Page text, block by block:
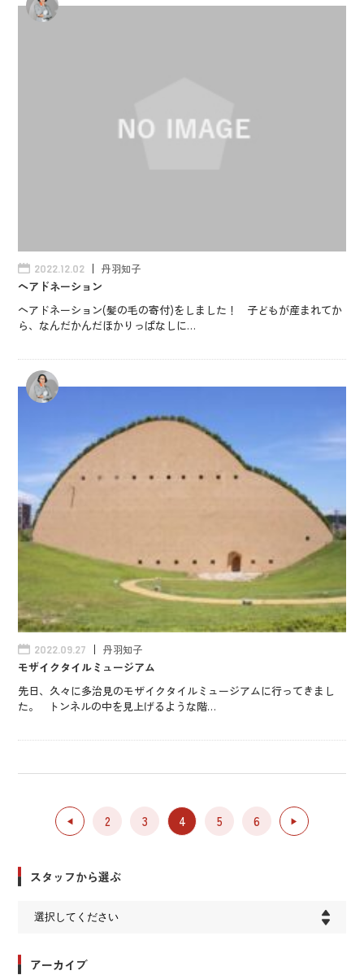
2022.12.02 丹羽知子
ヘアドネーション
ヘアドネーション(髪の毛の寄付)をしました！ 子どもが産まれてか
ら、なんだかんだほかりっぱなしに…
2022.09.27 丹羽知子
モザイクタイルミュージアム
先日、久々に多治見のモザイクタイルミュージアムに行ってきまし
た。 トンネルの中を見上げるような階…
◀︎ 2 3 4 5 6 ▶︎
スタッフから選ぶ
アーカイブ